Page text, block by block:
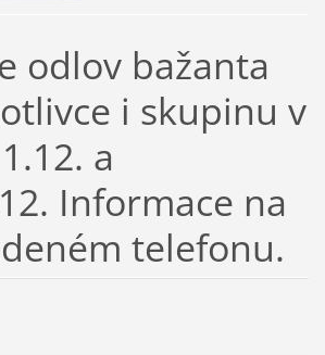
odlov bažanta
i skupinu v
a
Informace na
telefonu.